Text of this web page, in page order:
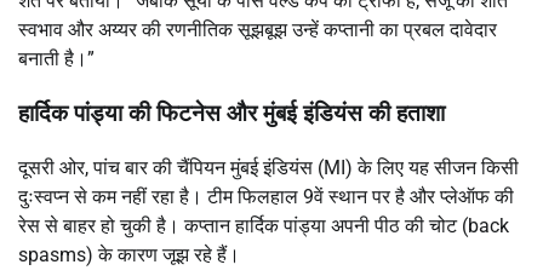
स्वभाव और अय्यर की रणनीतिक सूझबूझ उन्हें कप्तानी का प्रबल दावेदार
बनाती है।”
हार्दिक पांड्या की फिटनेस और मुंबई इंडियंस की हताशा
दूसरी ओर, पांच बार की चैंपियन मुंबई इंडियंस (MI) के लिए यह सीजन किसी
दुःस्वप्न से कम नहीं रहा है। टीम फिलहाल 9वें स्थान पर है और प्लेऑफ की
रेस से बाहर हो चुकी है।कप्तानहार्दिक पांड्या अपनी पीठ की चोट (back
spasms) के कारण जूझ रहे हैं।